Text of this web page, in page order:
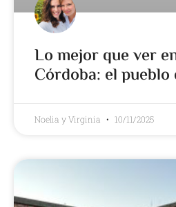
Lo mejor que ver
Córdoba: el pueblo
Noelia y Virginia 10/11/2025